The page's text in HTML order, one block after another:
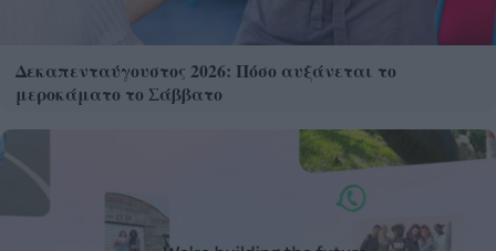
Δεκαπενταύγουστος 2026: Πόσο αυξάνεται το
μεροκάματο το Σάββατο